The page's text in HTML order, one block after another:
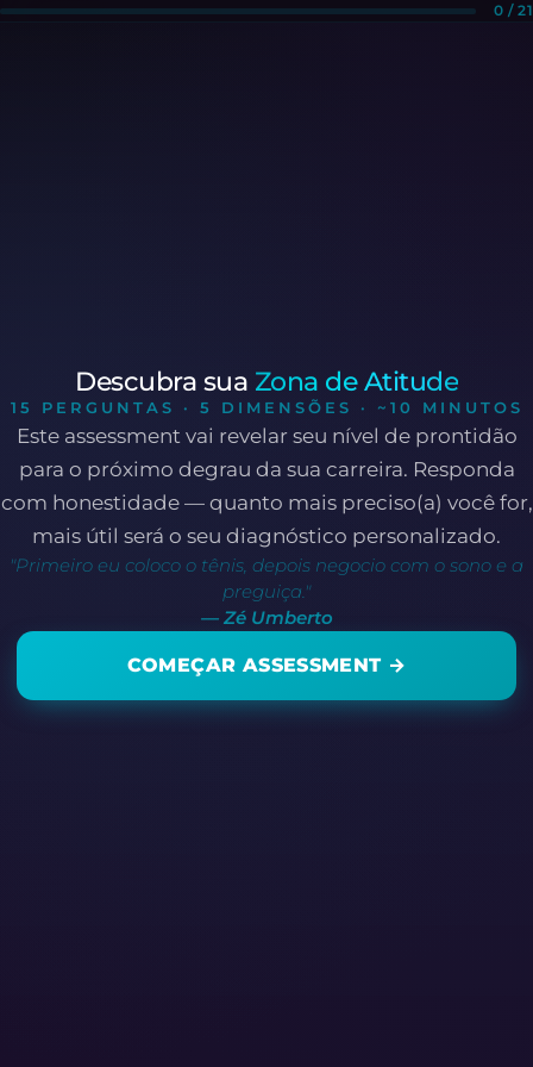
0 / 21
Descubra sua Zona de Atitude
15 PERGUNTAS · 5 DIMENSÕES · ~10 MINUTOS
Este assessment vai revelar seu nível de prontidão
para o próximo degrau da sua carreira. Responda
com honestidade — quanto mais preciso(a) você for,
mais útil será o seu diagnóstico personalizado.
"Primeiro eu coloco o tênis, depois negocio com o sono e a
preguiça."
— Zé Umberto
COMEÇAR ASSESSMENT →